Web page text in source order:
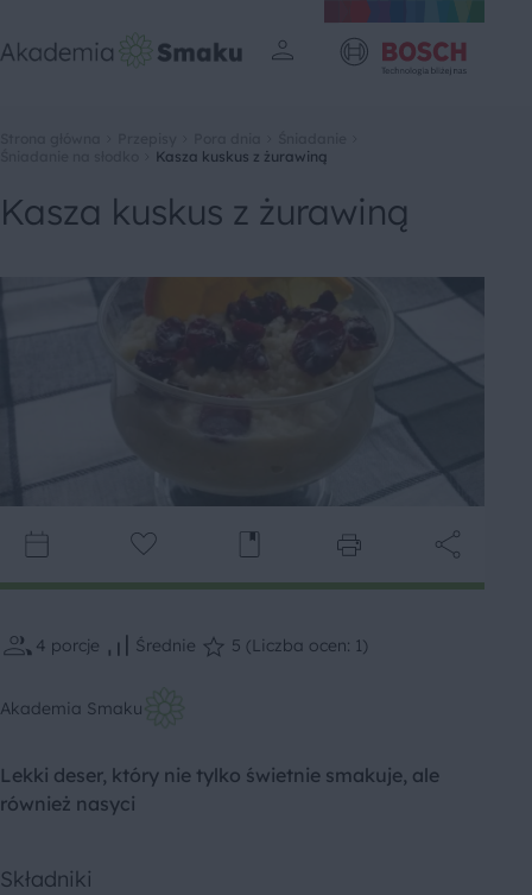
Kasza kuskus z żurawiną
Kasza kuskus z żurawiną
4 porcje Średnie 5 (Liczba ocen: 1)
Akademia Smaku
Lekki deser, który nie tylko świetnie smakuje, ale
również nasyci
Składniki